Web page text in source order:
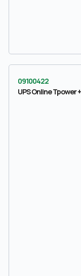
09100422
UPS Online Tpower